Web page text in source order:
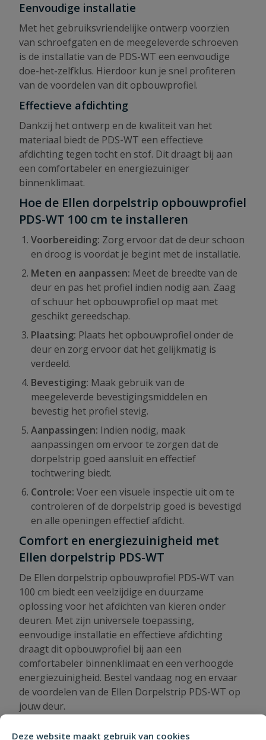
Deze website maakt gebruik van cookies
Eenvoudige installatie
Met het gebruiksvriendelijke ontwerp voorzien
van schroefgaten en de meegeleverde schroeven
is de installatie van de PDS-WT een eenvoudige
doe-het-zelfklus. Hierdoor kun je snel profiteren
van de voordelen van dit opbouwprofiel.
Effectieve afdichting
Dankzij het ontwerp en de kwaliteit van het
materiaal biedt de PDS-WT een effectieve
afdichting tegen tocht en stof. Dit draagt bij aan
een comfortabeler en energiezuiniger
binnenklimaat.
Hoe de Ellen dorpelstrip opbouwprofiel
PDS-WT 100 cm te installeren
Voorbereiding: Zorg ervoor dat de deur schoon
en droog is voordat je begint met de installatie.
Meten en aanpassen: Meet de breedte van de
deur en pas het profiel indien nodig aan. Zaag
of schuur het opbouwprofiel op maat met
geschikt gereedschap.
Plaatsing: Plaats het opbouwprofiel onder de
deur en zorg ervoor dat het gelijkmatig is
verdeeld.
Bevestiging: Maak gebruik van de
meegeleverde bevestigingsmiddelen en
bevestig het profiel stevig.
Aanpassingen: Indien nodig, maak
aanpassingen om ervoor te zorgen dat de
dorpelstrip goed aansluit en effectief
tochtwering biedt.
Controle: Voer een visuele inspectie uit om te
controleren of de dorpelstrip goed is bevestigd
en alle openingen effectief afdicht.
Comfort en energiezuinigheid met
Ellen dorpelstrip PDS-WT
De Ellen dorpelstrip opbouwprofiel PDS-WT van
100 cm biedt een veelzijdige en duurzame
oplossing voor het afdichten van kieren onder
deuren. Met zijn universele toepassing,
eenvoudige installatie en effectieve afdichting
draagt dit opbouwprofiel bij aan een
comfortabeler binnenklimaat en een verhoogde
energiezuinigheid. Bestel vandaag nog en ervaar
de voordelen van de Ellen Dorpelstrip PDS-WT op
jouw deur.